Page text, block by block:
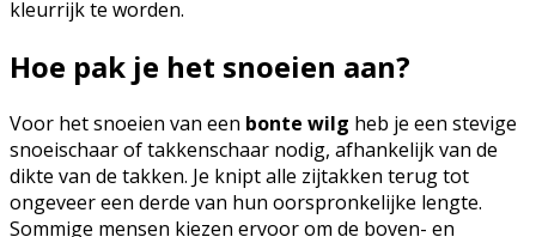
kleurrijk te worden.
Hoe pak je het snoeien aan?
Voor het snoeien van een bonte wilg heb je een stevige
snoeischaar of takkenschaar nodig, afhankelijk van de
dikte van de takken. Je knipt alle zijtakken terug tot
ongeveer een derde van hun oorspronkelijke lengte.
Sommige mensen kiezen ervoor om de boven- en